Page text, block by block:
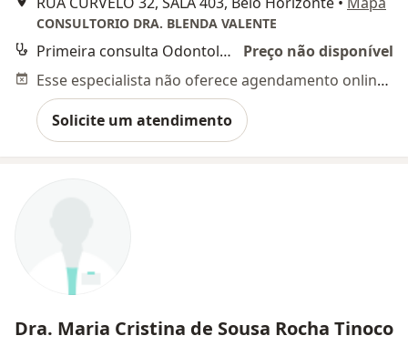
CONSULTORIO DRA. BLENDA VALENTE
Primeira consulta Odontológica
Preço não disponível
Esse especialista não oferece agendamento online para esse endereço.
Solicite um atendimento
Dra. Maria Cristina de Sousa Rocha Tinoco